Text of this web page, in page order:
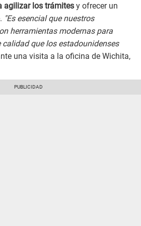
agilizar los trámites y ofrecer un
"Es esencial que nuestros
herramientas modernas para
que los estadounidenses
una visita a la oficina de Wichita,